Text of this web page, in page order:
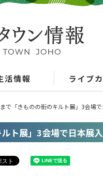
活情報 ライブ
で「きものの街のキルト展」3会場
ト展」3会場で日本展